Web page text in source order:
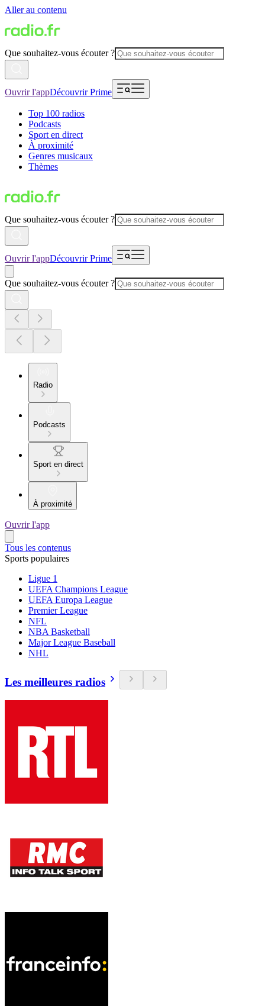
Aller au contenu
Que souhaitez-vous écouter ?
Ouvrir l'appDécouvrir Prime
Top 100 radios
Podcasts
Sport en direct
À proximité
Genres musicaux
Thèmes
Que souhaitez-vous écouter ?
Ouvrir l'appDécouvrir Prime
Que souhaitez-vous écouter ?
Radio
Podcasts
Sport en direct
À proximité
Ouvrir l'app
Tous les contenus
Sports populaires
Ligue 1
UEFA Champions League
UEFA Europa League
Premier League
NFL
NBA Basketball
Major League Baseball
NHL
Les meilleures radios